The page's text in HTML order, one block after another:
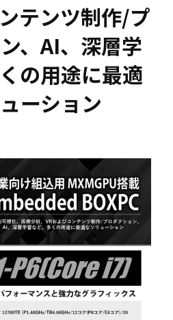
テンツ制作/プ
、AI、深層学
の用途に最適
ーション